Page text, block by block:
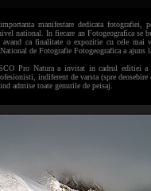
manifestare dedicata
national. In fiecare an Fotogeografica se
avand ca finalitate o expozitie cu cele mai
de Fotografie Fotogeografica a ajuns
Pro Natura a invitat in cadrul editiei a
indiferent de varsta (spre
admise toate genurile de peisaj.